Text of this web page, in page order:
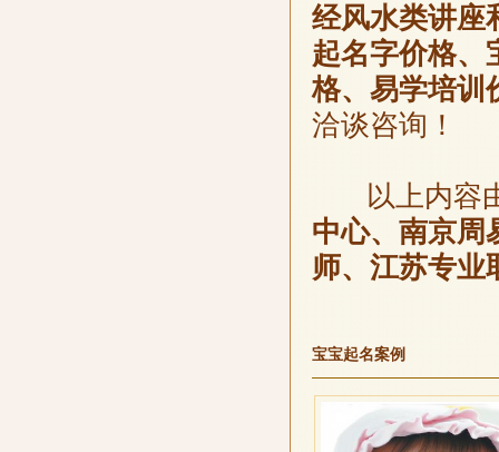
经风水类讲座
起名字价格、
格、易学培训
洽谈咨询！
以上内容
中心、南京周
师、江苏专业
宝宝起名案例